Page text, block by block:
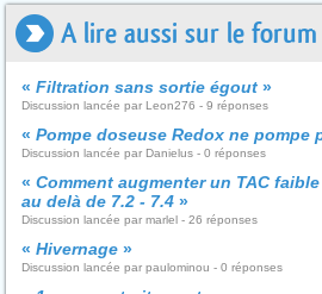
A lire aussi sur le forum
« Filtration sans sortie égout »
Discussion lancée par Leon276 - 9 réponses
« Pompe doseuse Redox ne pompe
Discussion lancée par Danielus - 0 réponses
« Comment augmenter un TAC
au delà de 7.2 - 7.4 »
Discussion lancée par marlel - 26 réponses
« Hivernage »
Discussion lancée par paulominou - 0 réponses